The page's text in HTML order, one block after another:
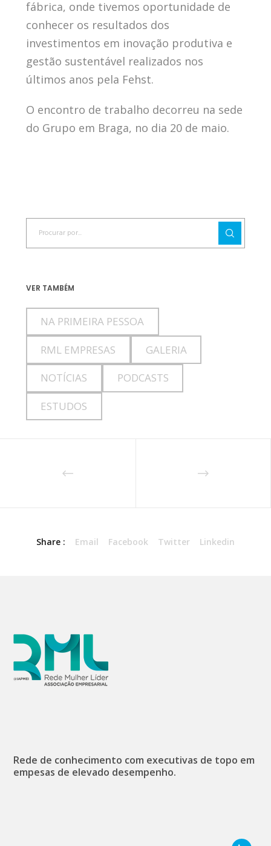
fábrica, onde tivemos oportunidade de
conhecer os resultados dos
investimentos em inovação produtiva e
gestão sustentável realizados nos
últimos anos pela Fehst.
O encontro de trabalho decorreu na sede
do Grupo em Braga, no dia 20 de maio.
VER TAMBÉM
NA PRIMEIRA PESSOA
RML EMPRESAS GALERIA
NOTÍCIAS PODCASTS
ESTUDOS
Share : Email Facebook Twitter Linkedin
Rede de conhecimento com executivas de topo em
empesas de elevado desempenho.